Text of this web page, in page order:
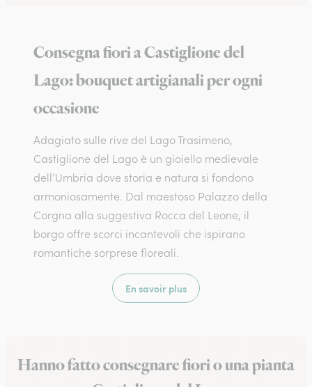
Consegna fiori a Castiglione del
Lago: bouquet artigianali per ogni
occasione
Adagiato sulle rive del Lago Trasimeno,
Castiglione del Lago è un gioiello medievale
dell’Umbria dove storia e natura si fondono
armoniosamente. Dal maestoso Palazzo della
Corgna alla suggestiva Rocca del Leone, il
borgo offre scorci incantevoli che ispirano
romantiche sorprese floreali.
En savoir plus
Hanno fatto consegnare fiori o una pianta